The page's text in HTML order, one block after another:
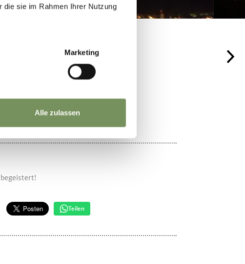
die sie im Rahmen Ihrer Nutzung
Marketing
Alle zulassen
begeistert!
Teilen